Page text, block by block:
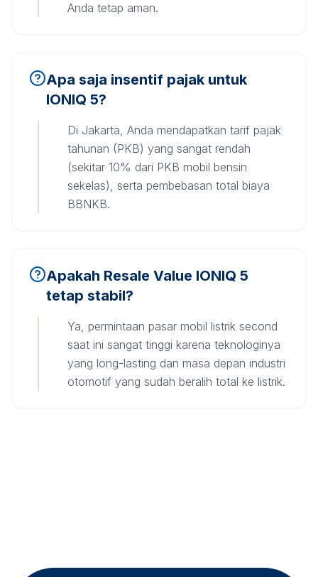
Anda tetap aman.
Apa saja insentif pajak untuk
IONIQ 5?
Di Jakarta, Anda mendapatkan tarif pajak
tahunan (PKB) yang sangat rendah
(sekitar 10% dari PKB mobil bensin
sekelas), serta pembebasan total biaya
BBNKB.
Apakah Resale Value IONIQ 5
tetap stabil?
Ya, permintaan pasar mobil listrik second
saat ini sangat tinggi karena teknologinya
yang long-lasting dan masa depan industri
otomotif yang sudah beralih total ke listrik.